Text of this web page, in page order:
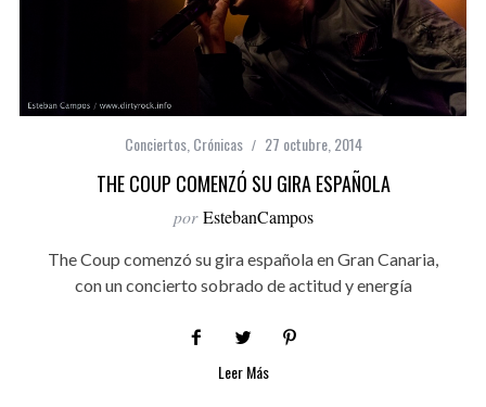
Conciertos, Crónicas 27 octubre, 2014
THE COUP COMENZÓ SU GIRA ESPAÑOLA
por EstebanCampos
The Coup comenzó su gira española en Gran Canaria,
con un concierto sobrado de actitud y energía
Leer Más